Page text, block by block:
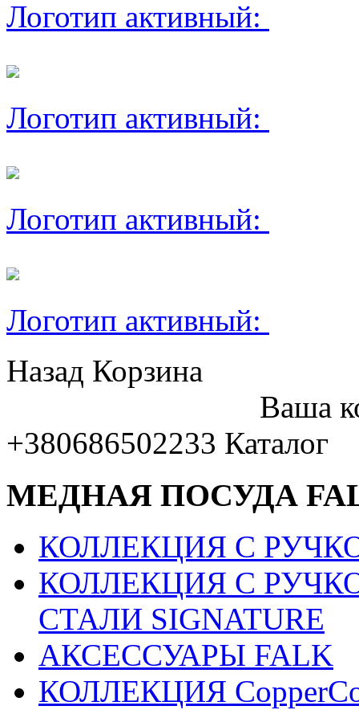
Логотип активный:
Логотип активный:
Логотип активный:
Логотип активный:
Назад Корзина
Ваша
+380686502233 Каталог
МЕДНАЯ ПОСУДА
КОЛЛЕКЦИЯ С
КОЛЛЕКЦИЯ С
СТАЛИ SIGNATURE
АКСЕССУАРЫ FALK
КОЛЛЕКЦИЯ